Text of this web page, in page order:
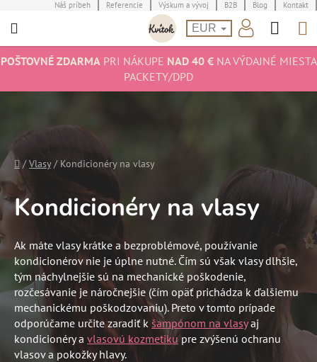
na
Náš príbeh Referencie Výskum a vývoj B2B Blog Kontakt
EUR
POŠTOVNÉ ZDARMAPRI NÁKUPE NAD 40 €NA VÝDAJNÉ MIESTA
PACKETY/DPD
Domov
/ Vlasy / Kondicionéry na vlasy
Kondicionéry na vlasy
Ak máte vlasy krátke a bezproblémové, používanie
kondicionérov nie je úplne nutné. Čím sú však vlasy dlhšie,
tým náchylnejšie sú na mechanické poškodenie,
rozčesávanie je náročnejšie (čím opäť prichádza k ďalšiemu
mechanickému poškodzovaniu). Preto v tomto prípade
odporúčame určite zaradiť k šampónom na vlasyaj
kondicionéry a vlasovú kozmetikupre zvýšenú ochranu
vlasov a pokožky hlavy.